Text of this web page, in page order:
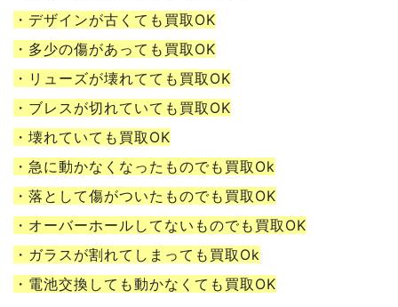
・デザインが古くても買取OK
・多少の傷があっても買取OK
・リューズが壊れてても買取OK
・ブレスが切れていても買取OK
・壊れていても買取OK
・急に動かなくなったものでも買取Ok
・落として傷がついたものでも買取OK
・オーバーホールしてないものでも買取OK
・ガラスが割れてしまっても買取Ok
・電池交換しても動かなくても買取OK